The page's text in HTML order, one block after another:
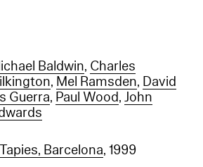
Baldwin, Charles
, Mel Ramsden, David
Guerra, Paul Wood,John
Barcelona, 1999